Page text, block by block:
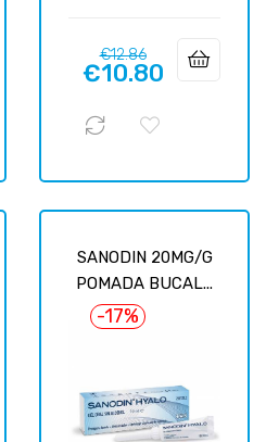
Regular
price
€12.86Price
€10.80
SANODIN 20MG/G
POMADA BUCAL...
-17%